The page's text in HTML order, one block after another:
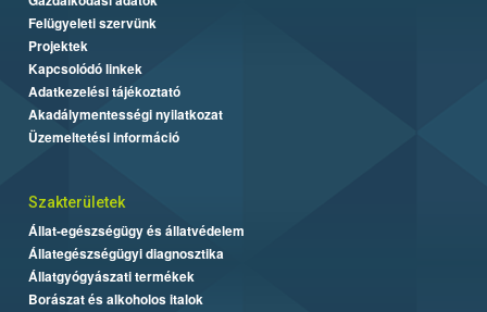
Felügyeleti szervünk
Projektek
Kapcsolódó linkek
Adatkezelési tájékoztató
Akadálymentességi nyilatkozat
Üzemeltetési információ
Szakterületek
Állat-egészségügy és állatvédelem
Állategészségügyi diagnosztika
Állatgyógyászati termékek
Borászat és alkoholos italok